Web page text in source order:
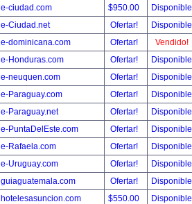
e-ciudad.com
$950.00
Disponible
e-Ciudad.net
Ofertar!
Disponible
e-dominicana.com
Ofertar!
Vendido!
e-Honduras.com
Ofertar!
Disponible
e-neuquen.com
Ofertar!
Disponible
e-Paraguay.com
Ofertar!
Disponible
e-Paraguay.net
Ofertar!
Disponible
e-PuntaDelEste.com
Ofertar!
Disponible
e-Rafaela.com
Ofertar!
Disponible
e-Uruguay.com
Ofertar!
Disponible
guiaguatemala.com
Ofertar!
Disponible
hotelesasuncion.com
$550.00
Disponible